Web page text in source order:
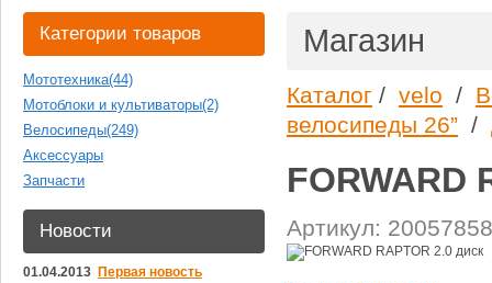
Категории товаров
Мототехника(44)
Мотоблоки и культиваторы(2)
Велосипеды(249)
Аксессуары
Запчасти
Новости
01.04.2013 Первая новость
Магазин
Каталог / velo /
велосипеды 26” /
FORWARD
Артикул: 20057858